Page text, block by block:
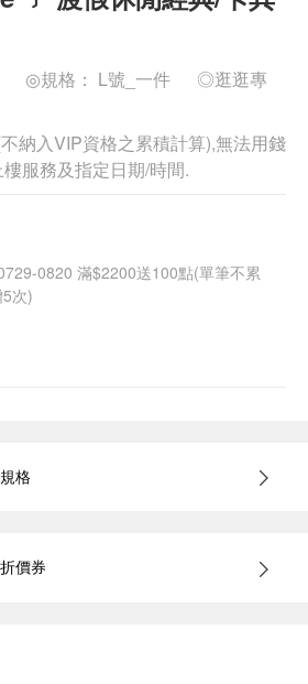
◎規格： L號_一件
◎逛逛專
納入VIP資格之累積計算),無法用錢
服務及指定日期/時間.
0820 滿$2200送100點(單筆不累
次)
格
價券